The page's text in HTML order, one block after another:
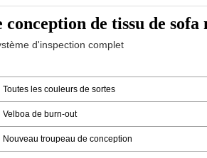
de tissu de sofa
d'inspection complet
Toutes les couleurs de sortes
Velboa de burn-out
Nouveau troupeau de conception